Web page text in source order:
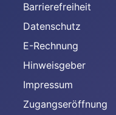
Barrierefreiheit
Datenschutz
E-Rechnung
Hinweisgeber
Impressum
Zugangseröffnung